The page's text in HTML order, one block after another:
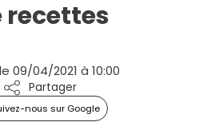
recettes
09/04/2021 à 10:00
Partager
nous sur Google